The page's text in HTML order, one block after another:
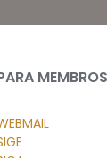
MEMBROS